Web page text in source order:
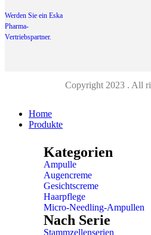
Werden Sie ein Eska
Pharma-
Vertriebspartner.
Copyright 2023 . All
Home
Produkte
Kategorien
Ampulle
Augencreme
Gesichtscreme
Haarpflege
Micro-Needling-Ampullen
Nach Serie
Stammzellenserien